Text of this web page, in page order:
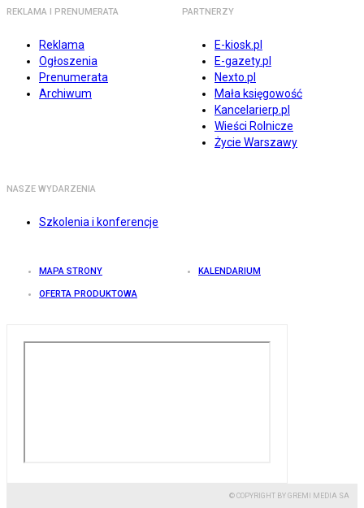
REKLAMA I PRENUMERATA
Reklama
Ogłoszenia
Prenumerata
Archiwum
PARTNERZY
E-kiosk.pl
E-gazety.pl
Nexto.pl
Mała księgowość
Kancelarierp.pl
Wieści Rolnicze
Życie Warszawy
NASZE WYDARZENIA
Szkolenia i konferencje
MAPA STRONY KALENDARIUM
OFERTA PRODUKTOWA
© COPYRIGHT BY GREMI MEDIA SA